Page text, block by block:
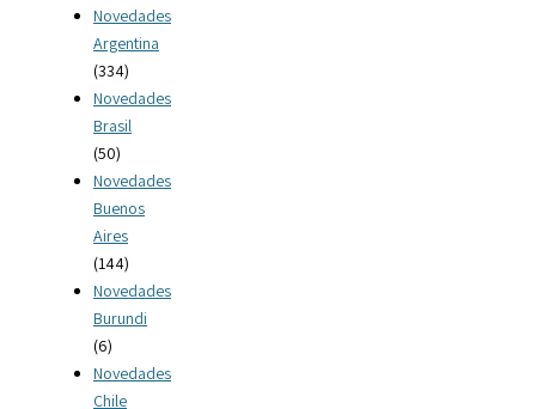
Novedades
Argentina
(334)
Novedades
Brasil
(50)
Novedades
Buenos
Aires
(144)
Novedades
Burundi
(6)
Novedades
Chile